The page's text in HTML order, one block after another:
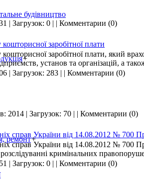
+
ремонт+
будівництво
| Загрузок: 0 | | Комментарии (0)
заробітної плати
заробітної плати, який
установ та організацій, а
| Загрузок: 283 | | Комментарии (0)
2014 | Загрузок: 70 | | Комментарии (0)
справ України від 14.08.2012 № 700
справ України від 14.08.2012 № 700
кримінальних
| Загрузок: 0 | | Комментарии (0)